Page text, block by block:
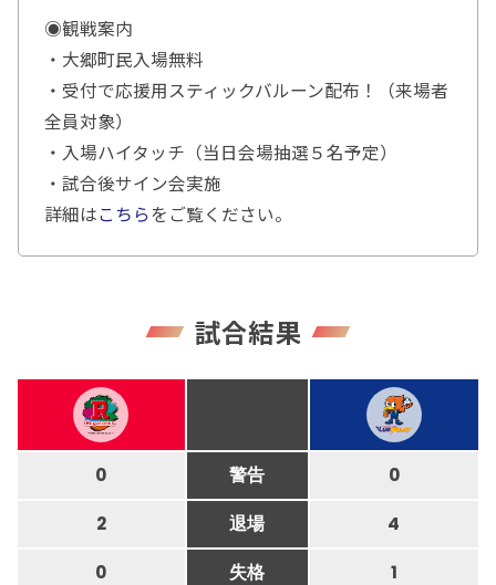
◉観戦案内
・大郷町民入場無料
・受付で応援用スティックバルーン配布！（来場者
全員対象）
・入場ハイタッチ（当日会場抽選５名予定）
・試合後サイン会実施
詳細はこちらをご覧ください。
試合結果
0 警告 0
2 退場 4
0 失格 1